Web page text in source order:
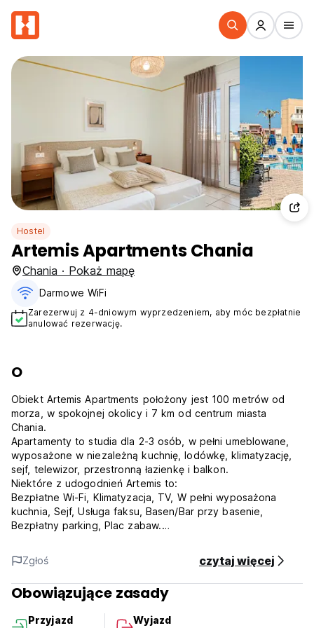
Hostel
Artemis Apartments Chania
Chania · Pokaż mapę
Darmowe WiFi
Zarezerwuj z 4-dniowym wyprzedzeniem, aby móc bezpłatnie
anulować rezerwację.
O
Obiekt Artemis Apartments położony jest 100 metrów od
morza, w spokojnej okolicy i 7 km od centrum miasta
Chania.
Apartamenty to studia dla 2-3 osób, w pełni umeblowane,
wyposażone w niezależną kuchnię, lodówkę, klimatyzację,
sejf, telewizor, przestronną łazienkę i balkon.
Niektóre z udogodnień Artemis to:
Bezpłatne Wi-Fi, Klimatyzacja, TV, W pełni wyposażona
kuchnia, Sejf, Usługa faksu, Basen/Bar przy basenie,
Bezpłatny parking, Plac zabaw.
zmieniane są 2 razy w tygodniu.
Wynajem samochodów, motocykli, rowerów na życzenie,
informacje o transferze, wycieczkach, zabytkach.
Co robić w Chanii i na zachodzie Krety:
przyrodę, 6-godzinna wędrówka): Wąwóz Samaria (na
Zgłoś czytaj więcej
Obowiązujące zasady
Przyjazd
Wyjazd